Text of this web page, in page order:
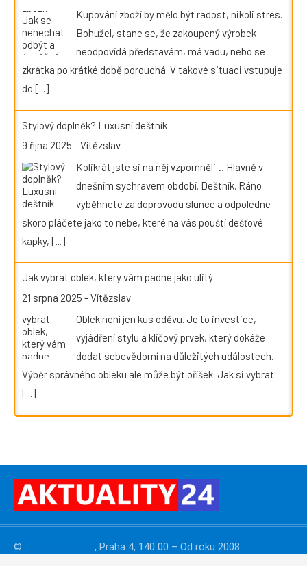
Kupování zboží by mělo být radost, nikoli stres.
Bohužel, stane se, že zakoupený výrobek
neodpovídá představám, má vadu, nebo se
zkrátka po krátké době porouchá. V takové situaci vstupuje
do [...]
Stylový doplněk? Luxusní deštník
9 října 2025 -Vítězslav
Kolikrát jste si na něj vzpomněli… Hlavně v
dnešním sychravém období. Deštník. Ráno
vyběhnete za doprovodu slunce a odpoledne
skoro pláčete jako to nebe, které na vás pouští dešťové
kapky, [...]
Jak vybrat oblek, který vám padne jako ulitý
21 srpna 2025 -Vítězslav
Oblek není jen kus oděvu. Je to investice,
vyjádření stylu a klíčový prvek, který dokáže
dodat sebevědomí na důležitých událostech.
Výběr správného obleku ale může být oříšek. Jak si vybrat
[...]
©
, Praha 4, 140 00 – Od roku 2008